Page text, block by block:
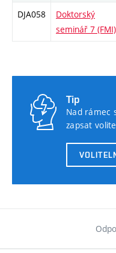
DJA058
Doktorský
seminář 7 (FMI)
Tip
Nad rámec
zapsat